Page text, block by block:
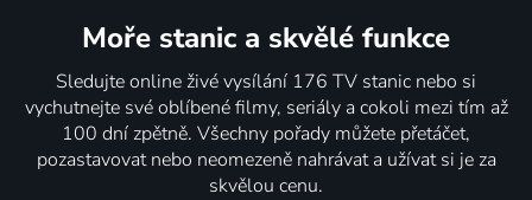
Moře stanic a skvělé funkce
Sledujte online živé vysílání 176 TV stanic nebo si
vychutnejte své oblíbené filmy, seriály a cokoli mezi tím až
100 dní zpětně. Všechny pořady můžete přetáčet,
pozastavovat nebo neomezeně nahrávat a užívat si je za
skvělou cenu.